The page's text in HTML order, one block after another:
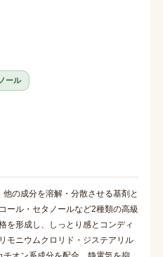
ール
の成分を溶解・分散させる基剤と
ール・セタノールなど2種類の高級
を形成し、しっとり感とコンディ
モニウムクロリド・ジステアリル